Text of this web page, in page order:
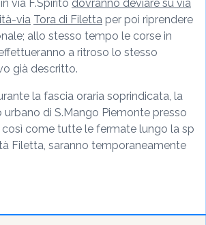
via F.Spirito dovranno deviare su via
via Tora di Filetta per poi riprendere
allo stesso tempo le corse in
a ritroso lo stesso
già descritto.
la fascia oraria soprindicata, la
di S.Mango Piemonte presso
come tutte le fermate lungo la sp
Filetta, saranno temporaneamente